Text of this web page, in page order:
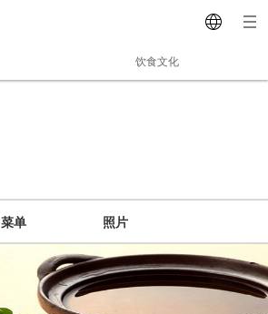
饮食文化
菜单 照片